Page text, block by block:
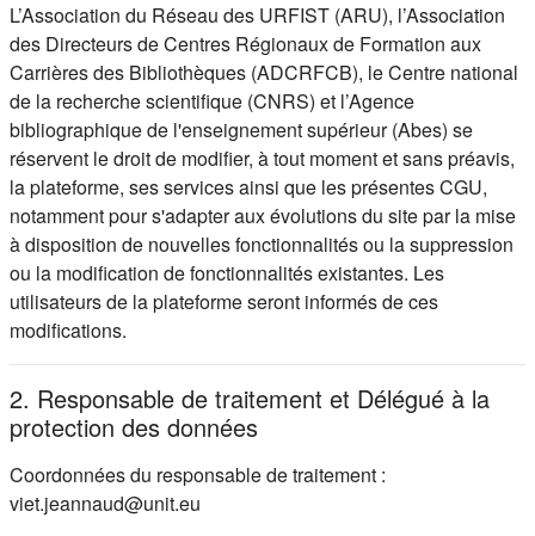
L’Association du Réseau des URFIST (ARU), l’Association
des Directeurs de Centres Régionaux de Formation aux
Carrières des Bibliothèques (ADCRFCB), le Centre national
de la recherche scientifique (CNRS) et l’Agence
bibliographique de l'enseignement supérieur (Abes) se
réservent le droit de modifier, à tout moment et sans préavis,
la plateforme, ses services ainsi que les présentes CGU,
notamment pour s'adapter aux évolutions du site par la mise
à disposition de nouvelles fonctionnalités ou la suppression
ou la modification de fonctionnalités existantes. Les
utilisateurs de la plateforme seront informés de ces
modifications.
2. Responsable de traitement et Délégué à la
protection des données
Coordonnées du responsable de traitement :
viet.jeannaud@unit.eu